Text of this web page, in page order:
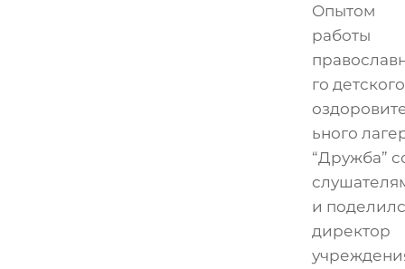
Опытом
работы
го детского
ьного
“Дружба”
и
директор